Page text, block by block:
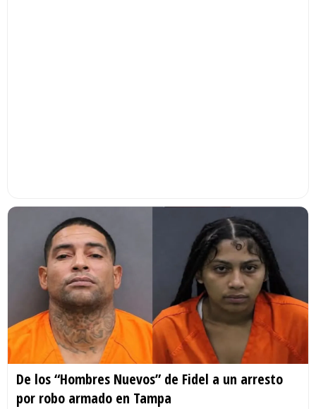
De los “Hombres Nuevos” de Fidel a un arresto
por robo armado en Tampa